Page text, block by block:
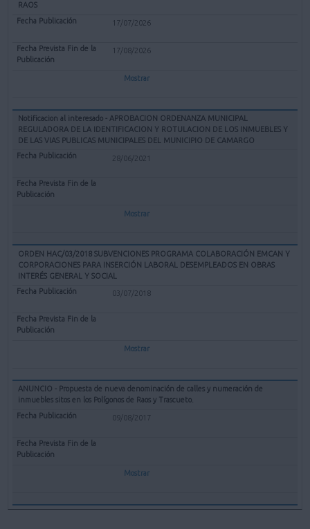
RAOS
17/07/2026
17/08/2026
Mostrar
Notificacion al interesado - APROBACION ORDENANZA MUNICIPAL
REGULADORA DE LA IDENTIFICACION Y ROTULACION DE LOS INMUEBLES Y
DE LAS VIAS PUBLICAS MUNICIPALES DEL MUNICIPIO DE CAMARGO
28/06/2021
Mostrar
ORDEN HAC/03/2018 SUBVENCIONES PROGRAMA COLABORACIÓN EMCAN Y
CORPORACIONES PARA INSERCIÓN LABORAL DESEMPLEADOS EN OBRAS
INTERÉS GENERAL Y SOCIAL
03/07/2018
Mostrar
ANUNCIO - Propuesta de nueva denominación de calles y numeración de
inmuebles sitos en los Polígonos de Raos y Trascueto.
09/08/2017
Mostrar